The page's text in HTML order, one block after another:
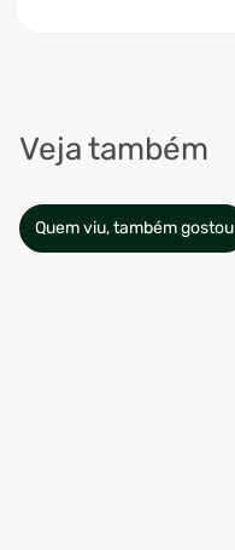
Veja também
Quem viu, também gostou